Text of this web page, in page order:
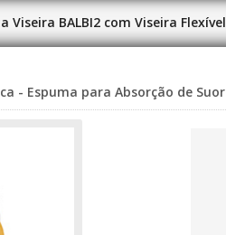
Viseira BALBI2 com Viseira Flexível
- Espuma para Absorção de Suor